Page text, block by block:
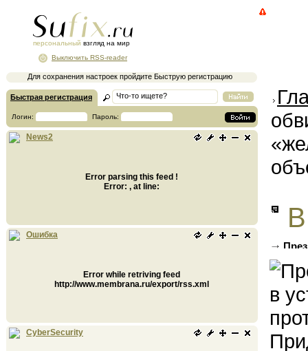
персональный взгляд на мир
Для сохранения настроек пройдите Быструю регистрацию
Выключить RSS-reader
Быстрая регистрация
Логин: Пароль:
News2
Error parsing this feed !
Error: , at line:
Ошибка
Error while retriving feed
http://www.membrana.ru/export/rss.xml
CyberSecurity